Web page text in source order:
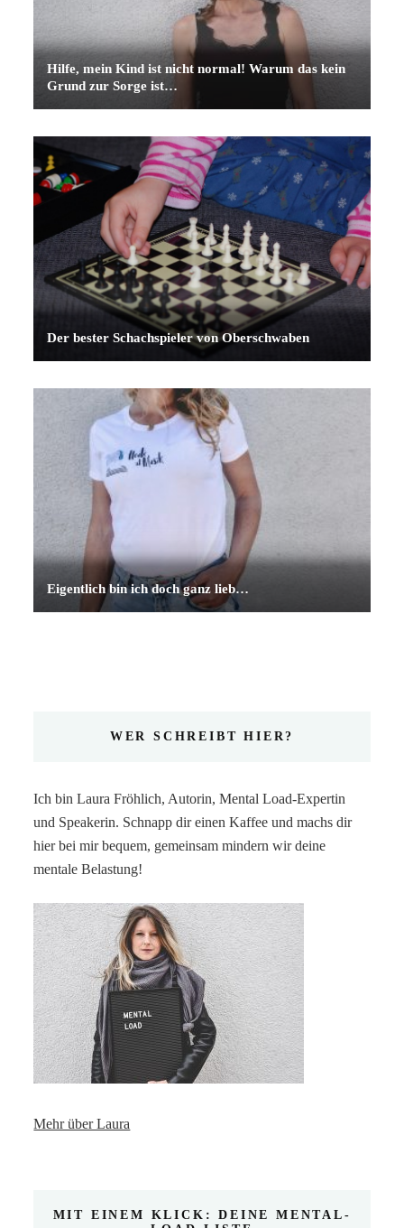
Hilfe, mein Kind ist nicht normal! Warum das kein
Grund zur Sorge ist…
Der bester Schachspieler von Oberschwaben
Eigentlich bin ich doch ganz lieb…
WER SCHREIBT HIER?
Ich bin Laura Fröhlich, Autorin, Mental Load-Expertin
und Speakerin. Schnapp dir einen Kaffee und machs dir
hier bei mir bequem, gemeinsam mindern wir deine
mentale Belastung!
Mehr über Laura
MIT EINEM KLICK: DEINE MENTAL-